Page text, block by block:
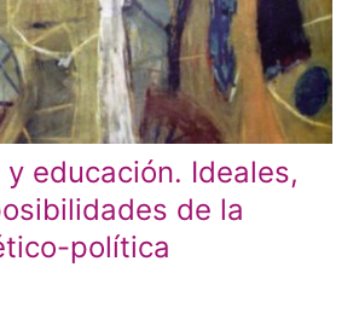
educación. Ideales,
de la
política